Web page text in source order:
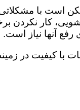
است با
کار نکردن
آنها نیاز است.
با کیفیت در